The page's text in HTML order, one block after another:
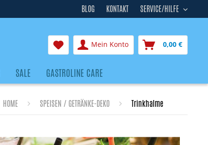
KONTAKT
BLOG SERVICE/HILFE
Mein Konto 0,00 €
SALE GASTROLINE CARE
HOME SPEISEN / GETRÄNKE-DEKO Trinkhalme